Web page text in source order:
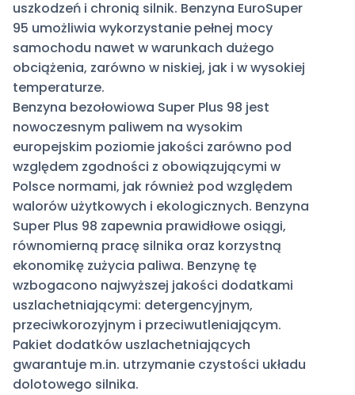
uszkodzeń i chronią silnik. Benzyna EuroSuper
95 umożliwia wykorzystanie pełnej mocy
samochodu nawet w warunkach dużego
obciążenia, zarówno w niskiej, jak i w wysokiej
temperaturze.
Benzyna bezołowiowa Super Plus 98 jest
nowoczesnym paliwem na wysokim
europejskim poziomie jakości zarówno pod
względem zgodności z obowiązującymi w
Polsce normami, jak również pod względem
walorów użytkowych i ekologicznych. Benzyna
Super Plus 98 zapewnia prawidłowe osiągi,
równomierną pracę silnika oraz korzystną
ekonomikę zużycia paliwa. Benzynę tę
wzbogacono najwyższej jakości dodatkami
uszlachetniającymi: detergencyjnym,
przeciwkorozyjnym i przeciwutleniającym.
Pakiet dodatków uszlachetniających
gwarantuje m.in. utrzymanie czystości układu
dolotowego silnika.